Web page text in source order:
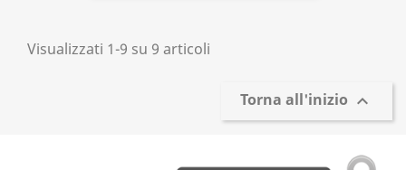
Visualizzati 1-9 su 9 articoli
Torna all'inizio 